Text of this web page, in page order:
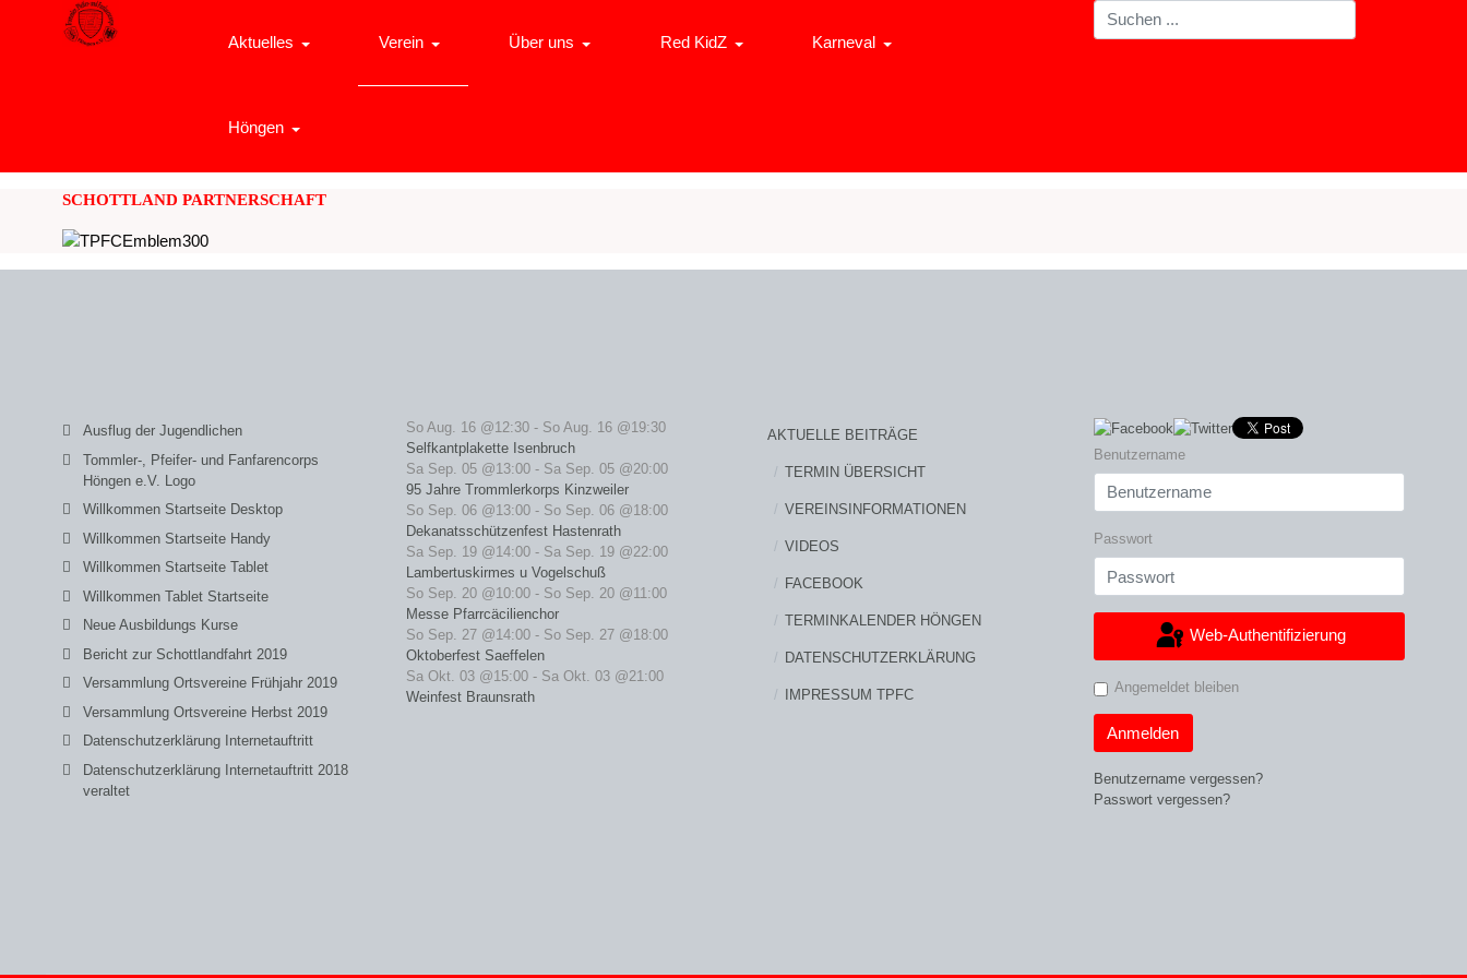
Aktuelles Verein Über uns Red KidZ Karneval
Höngen
SCHOTTLAND PARTNERSCHAFT
Ausflug der Jugendlichen
Tommler-, Pfeifer- und Fanfarencorps
Höngen e.V. Logo
Willkommen Startseite Desktop
Willkommen Startseite Handy
Willkommen Startseite Tablet
Willkommen Tablet Startseite
Neue Ausbildungs Kurse
Bericht zur Schottlandfahrt 2019
Versammlung Ortsvereine Frühjahr 2019
Versammlung Ortsvereine Herbst 2019
Datenschutzerklärung Internetauftritt
Datenschutzerklärung Internetauftritt 2018
veraltet
So Aug. 16 @12:30 - So Aug. 16 @19:30
Selfkantplakette Isenbruch
Sa Sep. 05 @13:00 - Sa Sep. 05 @20:00
95 Jahre Trommlerkorps Kinzweiler
So Sep. 06 @13:00 - So Sep. 06 @18:00
Dekanatsschützenfest Hastenrath
Sa Sep. 19 @14:00 - Sa Sep. 19 @22:00
Lambertuskirmes u Vogelschuß
So Sep. 20 @10:00 - So Sep. 20 @11:00
Messe Pfarrcäcilienchor
So Sep. 27 @14:00 - So Sep. 27 @18:00
Oktoberfest Saeffelen
Sa Okt. 03 @15:00 - Sa Okt. 03 @21:00
Weinfest Braunsrath
AKTUELLE BEITRÄGE
TERMIN ÜBERSICHT
VEREINSINFORMATIONEN
VIDEOS
FACEBOOK
TERMINKALENDER HÖNGEN
DATENSCHUTZERKLÄRUNG
IMPRESSUM TPFC
Benutzername
Passwort
Web-Authentifizierung
Angemeldet bleiben
Anmelden
Benutzername vergessen?
Passwort vergessen?